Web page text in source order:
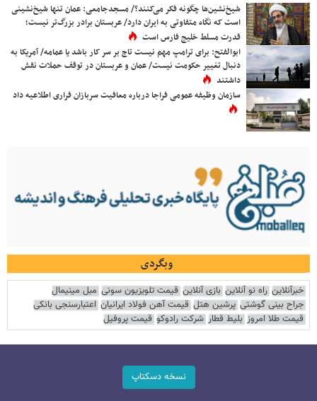
شیخ‌نشین‌ها چگونه فکر می‌کنند؟/ مسجدجامعی: عمان تنها شیخ‌نشینی
است که نگاه متفاوتی به ایران دارد/ عربستان برادر بزرگ‌تر نیست؛
قدرت مسلط خلیج فارس است
ابوالفتح: برای ترامپ مهم نیست تاج بر سر کار باشد یا عمامه/ آمریکا به
دنبال تغییر حکومت نیست/ عمان و عربستان در توقف حملات نقش
داشتند
سازمان وظیفه عمومی فراجا درباره معافیت سربازان فراری اطلاعیه داد
وبگردی
خبرآنلاین راه نو آنلاین بازی آنلاین قیمت تلویزیون سونی مبل مینیمال
جراح بینی گوشتی پرشین هتل قیمت آهن فولاد ایرانیان اعتبارسنجی بانکی
قیمت طلا امروز بلیط قطار شرکت رادوکو قیمت پروفیل
نسخه دسکتاپ